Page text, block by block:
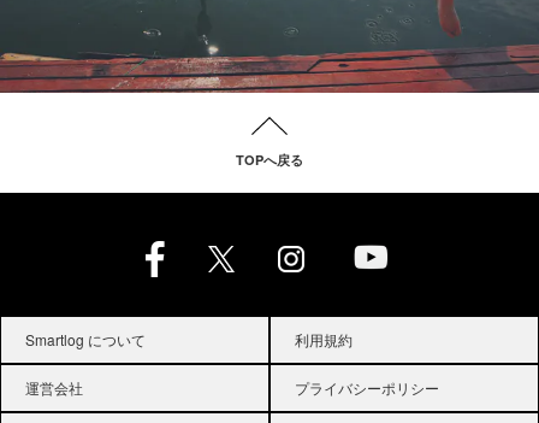
TOPへ戻る
Smartlog について 利用規約
運営会社 プライバシーポリシー